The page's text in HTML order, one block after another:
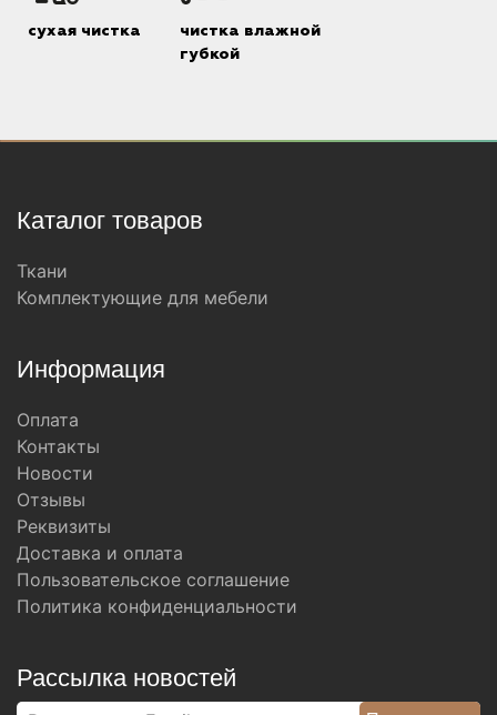
сухая чистка
чистка влажной
губкой
Каталог товаров
Ткани
Комплектующие для мебели
Информация
Оплата
Контакты
Новости
Отзывы
Реквизиты
Доставка и оплата
Пользовательское соглашение
Политика конфиденциальности
Рассылка новостей